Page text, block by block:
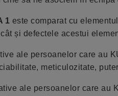
1 este comparat cu
și defectele acestui
ale persoanelor care au
meticulozitate,
ale persoanelor care au